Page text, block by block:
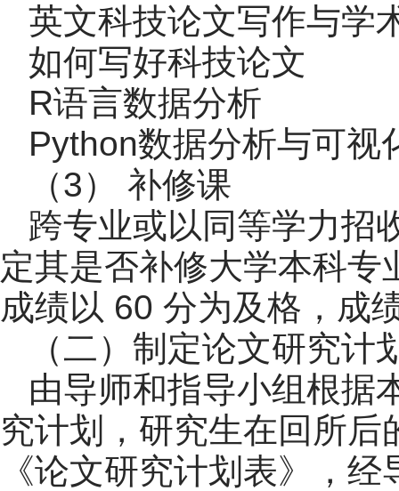
英文科技论文写作与
如何写好科技论
R语言数据分析
Python数据分析与
（3） 补修课
跨专业或以同等学力招
定其是否补修大学本科
成绩以 60 分为及格，成
（二）制定论文研究计
由导师和指导小组根据
究计划，研究生在回所后
《论文研究计划表》，